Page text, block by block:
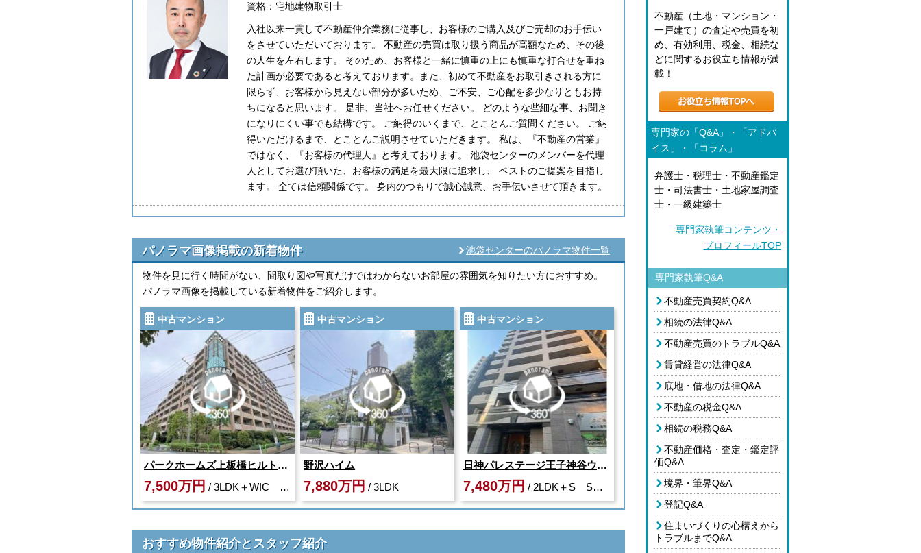
資格：宅地建物取引士
入社以来一貫して不動産仲介業務に従事し、お客様のご購入及びご売却のお手伝い
をさせていただいております。 不動産の売買は取り扱う商品が高額なため、その後
の人生を左右します。 そのため、お客様と一緒に慎重の上にも慎重な打合せを重ね
た計画が必要であると考えております。また、初めて不動産をお取引きされる方に
限らず、お客様から見えない部分が多いため、ご不安、ご心配を多少なりともお持
ちになると思います。 是非、当社へお任せください。 どのような些細な事、お聞き
になりにくい事でも結構です。 ご納得のいくまで、とことんご質問ください。 ご納
得いただけるまで、とことんご説明させていただきます。 私は、『不動産の営業』
ではなく、『お客様の代理人』と考えております。 池袋センターのメンバーを代理
人としてお選び頂いた、お客様の満足を最大限に追求し、 ベストのご提案を目指し
ます。 全ては信頼関係です。 身内のつもりで誠心誠意、お手伝いさせて頂きます。
パノラマ画像掲載の新着物件 池袋センターのパノラマ物件一覧
物件を見に行く時間がない、間取り図や写真だけではわからないお部屋の雰囲気を知りたい方におすすめ。
パノラマ画像を掲載している新着物件をご紹介します。
中古マンション
パークホームズ上板橋ヒルトップレジデンス
7,500万円 / 3LDK＋WIC WIC＝ウォークインクローゼット
中古マンション
野沢ハイム
7,880万円 / 3LDK
中古マンション
日神パレステージ王子神谷ウエストウィング
7,480万円 / 2LDK＋S S：納戸
おすすめ物件紹介とスタッフ紹介
不動産（土地・マンション・
一戸建て）の査定や売買を初
め、有効利用、税金、相続な
どに関するお役立ち情報が満
載！
専門家の「Q&A」・「アドバ
イス」・「コラム」
弁護士・税理士・不動産鑑定
士・司法書士・土地家屋調査
士・一級建築士
専門家執筆コンテンツ・
プロフィールTOP
専門家執筆Q&A
不動産売買契約Q&A
相続の法律Q&A
不動産売買のトラブルQ&A
賃貸経営の法律Q&A
底地・借地の法律Q&A
不動産の税金Q&A
相続の税務Q&A
不動産価格・査定・鑑定評
価Q&A
境界・筆界Q&A
登記Q&A
住まいづくりの心構えから
トラブルまでQ&A